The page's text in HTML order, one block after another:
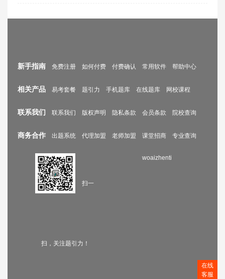
新手指南 免费注册 如何付费 付费确认 常用软件 帮助中心
相关产品 易考套餐 题引力 手机题库 在线题库 网校课程
联系我们 联系我们 版权声明 隐私条款 会员条款 院校查询
商务合作 出题系统 代理加盟 老师加盟 课堂招商 专业查询
扫一
扫，关注题引力！
woaizhenti
在线
客服